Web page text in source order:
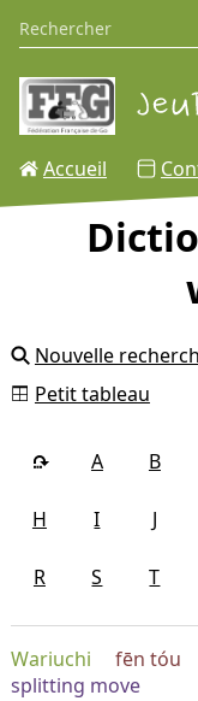
Accueil
Nouvelle
Petit tableau
A B
H I J
R S T
Wariuchi fēn tóu
splitting move